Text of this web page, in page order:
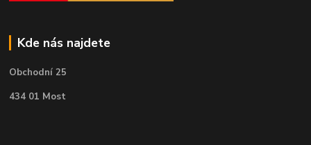
Kde nás najdete
Obchodní 25
434 01 Most